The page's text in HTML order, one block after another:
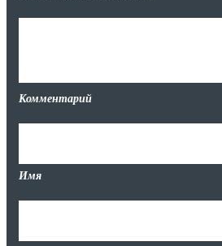
Комментарий
Имя